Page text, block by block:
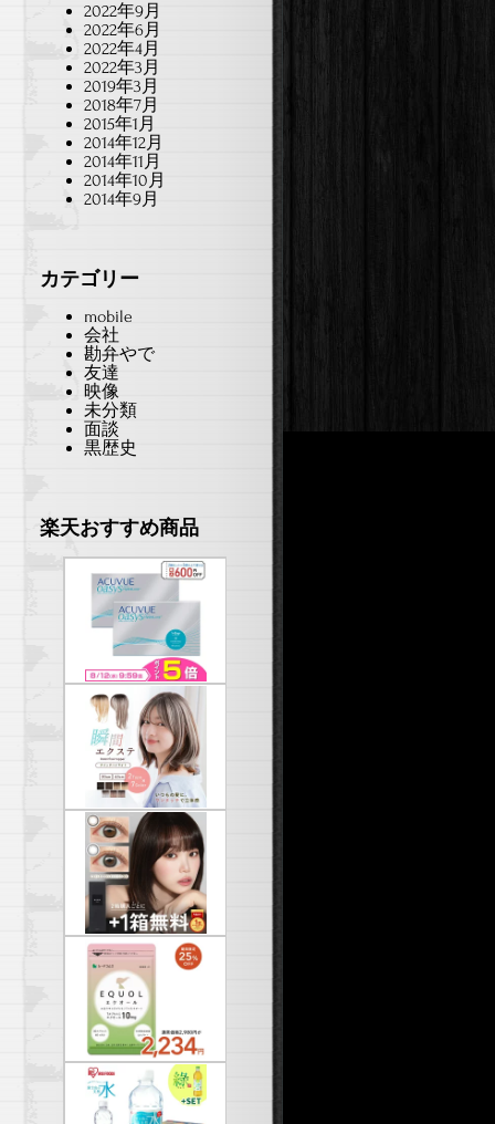
2022年9月
2022年6月
2022年4月
2022年3月
2019年3月
2018年7月
2015年1月
2014年12月
2014年11月
2014年10月
2014年9月
カテゴリー
mobile
会社
勘弁やで
友達
映像
未分類
面談
黒歴史
楽天おすすめ商品